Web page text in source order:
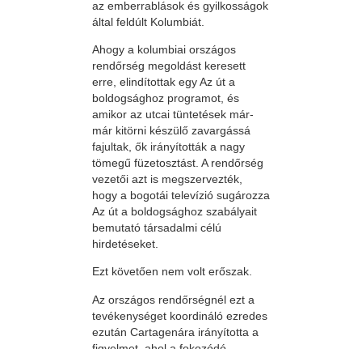
az emberrablások és gyilkosságok
által feldúlt Kolumbiát.
Ahogy a kolumbiai országos
rendőrség megoldást keresett
erre, elindítottak egy Az út a
boldogsághoz programot, és
amikor az utcai tüntetések már-
már kitörni készülő zavargássá
fajultak, ők irányították a nagy
tömegű füzetosztást. A rendőrség
vezetői azt is megszervezték,
hogy a bogotái televízió sugározza
Az út a boldogsághoz szabályait
bemutató társadalmi célú
hirdetéseket.
Ezt követően nem volt erőszak.
Az országos rendőrségnél ezt a
tevékenységet koordináló ezredes
ezután Cartagenára irányította a